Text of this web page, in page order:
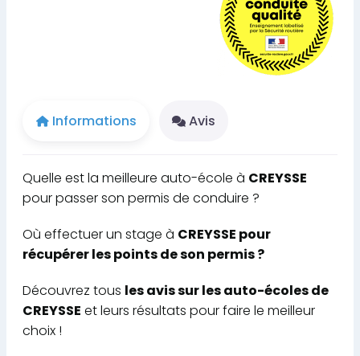
Informations Avis
Quelle est la meilleure auto-école à CREYSSE
pour passer son permis de conduire ?
Où effectuer un stage à CREYSSE pour
récupérer les points de son permis ?
Découvrez tous les avis sur les auto-écoles de
CREYSSE et leurs résultats pour faire le meilleur
choix !